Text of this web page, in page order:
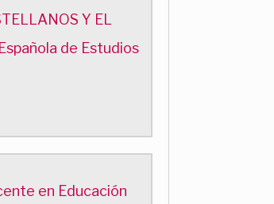
Y EL
de Estudios
en Educación